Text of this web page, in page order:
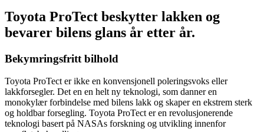
Toyota ProTect beskytter lakken og
bevarer bilens glans år etter år.
Bekymringsfritt bilhold
Toyota ProTect er ikke en konvensjonell poleringsvoks eller
lakkforsegler. Det en en helt ny teknologi, som danner en
monokylær forbindelse med bilens lakk og skaper en ekstrem sterk
og holdbar forsegling. Toyota ProTect er en revolusjonerende
teknologi basert på NASAs forskning og utvikling innenfor